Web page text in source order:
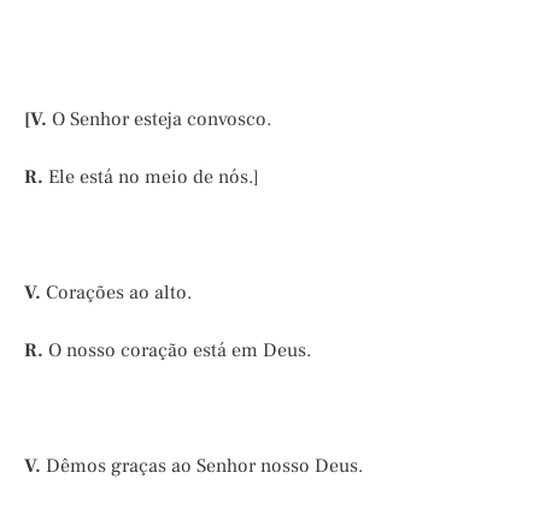
[V. O Senhor esteja convosco.
R. Ele está no meio de nós.]
V. Corações ao alto.
R. O nosso coração está em Deus.
V. Dêmos graças ao Senhor nosso Deus.